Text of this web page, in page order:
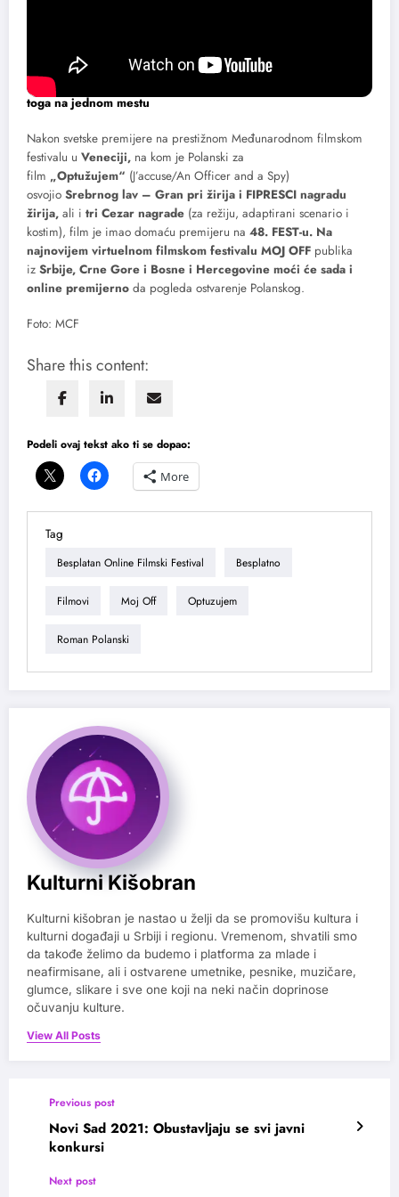
Pročitajte još i:
Besplatan online filmski festival Moj Off –
svetske premijere, filmovi sa najnovijih festivala i još mnogo
toga na jednom mestu
Nakon svetske premijere na prestižnom Međunarodnom filmskom
festivalu u Veneciji, na kom je Polanski za
film „Optužujem“ (J’accuse/An Officer and a Spy)
osvojio Srebrnog lav – Gran pri žirija i FIPRESCI nagradu
žirija, ali i tri Cezar nagrade (za režiju, adaptirani scenario i
kostim), film je imao domaću premijeru na 48. FEST-u. Na
najnovijem virtuelnom filmskom festivalu MOJ OFF publika
iz Srbije, Crne Gore i Bosne i Hercegovine moći će sada i
online premijerno da pogleda ostvarenje Polanskog.
Foto: MCF
Share this content:
Podeli ovaj tekst ako ti se dopao:
More
Tag
Besplatan Online Filmski Festival Besplatno
Filmovi Moj Off Optuzujem
Roman Polanski
Kulturni Kišobran
Kulturni kišobran je nastao u želji da se promovišu kultura i
kulturni događaji u Srbiji i regionu. Vremenom, shvatili smo
da takođe želimo da budemo i platforma za mlade i
neafirmisane, ali i ostvarene umetnike, pesnike, muzičare,
glumce, slikare i sve one koji na neki način doprinose
očuvanju kulture.
View All Posts
Previous post
Novi Sad 2021: Obustavljaju se svi javni
konkursi
Next post